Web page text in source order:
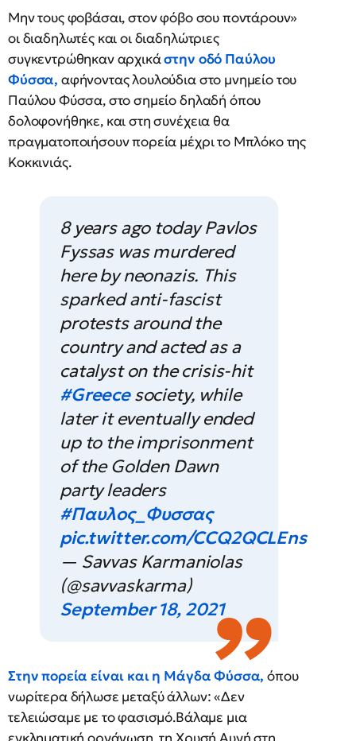
Μην τους φοβάσαι, στον φόβο σου ποντάρουν»
οι διαδηλωτές και οι διαδηλώτριες
συγκεντρώθηκαν αρχικάστην οδό Παύλου
Φύσσα, αφήνοντας λουλούδια στο μνημείο του
Παύλου Φύσσα, στο σημείο δηλαδή όπου
δολοφονήθηκε, και στη συνέχεια θα
πραγματοποιήσουν πορεία μέχρι το Μπλόκο της
Κοκκινιάς.
8 years ago today Pavlos
Fyssas was murdered
here by neonazis. This
sparked anti-fascist
protests around the
country and acted as a
catalyst on the crisis-hit
#Greecesociety, while
later it eventually ended
up to the imprisonment
of the Golden Dawn
party leaders
#Παυλος_Φυσσας
pic.twitter.com/CCQ2QCLEns
— Savvas Karmaniolas
(@savvaskarma)
September 18, 2021
Στην πορεία είναι και η Μάγδα Φύσσα, όπου
νωρίτερα δήλωσε μεταξύ άλλων: «Δεν
τελειώσαμε με το φασισμό.Βάλαμε μια